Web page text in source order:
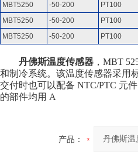
MBT5250
-50-200 PT100
MBT5250
-50-200 PT100
MBT5250
-50-200 PT100
丹佛斯温度传感器 ，MBT
和制冷系统。该温度传感器采用
交付时也可以配备 NTC/PTC 元
的部件均用 A
产品：